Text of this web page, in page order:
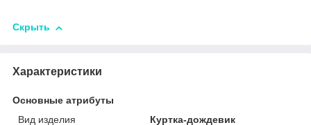
Скрыть
Характеристики
Основные атрибуты
Вид изделия
Куртка-дождевик